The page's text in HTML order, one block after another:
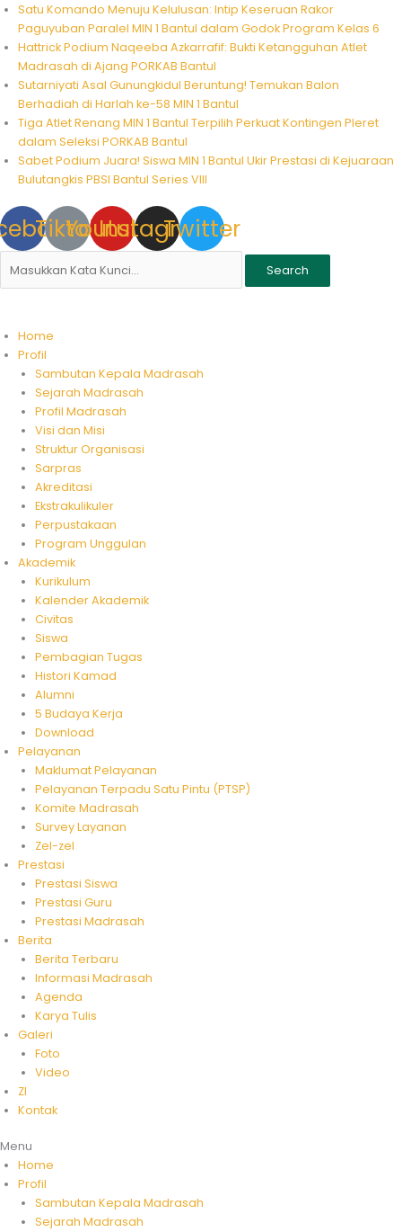
Skip
content
Satu Komando Menuju Kelulusan: Intip Keseruan Rakor
Paguyuban Paralel MIN 1 Bantul dalam Godok Program Kelas 6
Hattrick Podium Naqeeba Azkarrafif: Bukti Ketangguhan Atlet
Madrasah di Ajang PORKAB Bantul
Sutarniyati Asal Gunungkidul Beruntung! Temukan Balon
Berhadiah di Harlah ke-58 MIN 1 Bantul
Tiga Atlet Renang MIN 1 Bantul Terpilih Perkuat Kontingen Pleret
dalam Seleksi PORKAB Bantul
Sabet Podium Juara! Siswa MIN 1 Bantul Ukir Prestasi di Kejuaraan
Bulutangkis PBSI Bantul Series VIII
TiktokYoutube
Instagram
Twitter
Search
Home
Profil
Sambutan Kepala Madrasah
Sejarah Madrasah
Profil Madrasah
Visi dan Misi
Struktur Organisasi
Sarpras
Akreditasi
Ekstrakulikuler
Perpustakaan
Program Unggulan
Akademik
Kurikulum
Kalender Akademik
Civitas
Siswa
Pembagian Tugas
Histori Kamad
Alumni
5 Budaya Kerja
Download
Pelayanan
Maklumat Pelayanan
Pelayanan Terpadu Satu Pintu (PTSP)
Komite Madrasah
Survey Layanan
Zel-zel
Prestasi
Prestasi Siswa
Prestasi Guru
Prestasi Madrasah
Berita
Berita Terbaru
Informasi Madrasah
Agenda
Karya Tulis
Galeri
Foto
Video
ZI
Kontak
Menu
Home
Profil
Sambutan Kepala Madrasah
Sejarah Madrasah